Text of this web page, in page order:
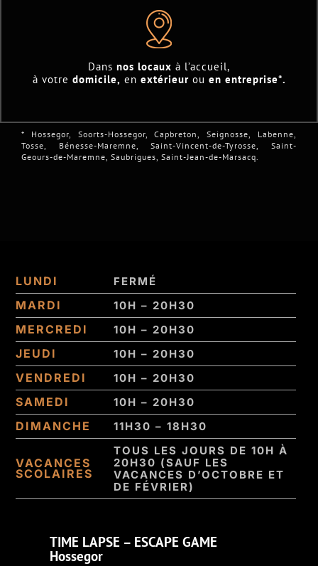
Dans nos locaux à l’accueil,
à votre domicile, en extérieurou en entreprise*.
* Hossegor, Soorts-Hossegor, Capbreton, Seignosse, Labenne,
Tosse, Bénesse-Maremne, Saint-Vincent-de-Tyrosse, Saint-
Geours-de-Maremne, Saubrigues, Saint-Jean-de-Marsacq.
LUNDI FERMÉ
MARDI 10H – 20H30
MERCREDI 10H – 20H30
JEUDI 10H – 20H30
VENDREDI 10H – 20H30
SAMEDI 10H – 20H30
DIMANCHE 11H30 – 18H30
VACANCES
SCOLAIRES
TOUS LES JOURS DE 10H À
20H30 (SAUF LES
VACANCES D’OCTOBRE ET
DE FÉVRIER)
TIME LAPSE – ESCAPE GAME
Hossegor